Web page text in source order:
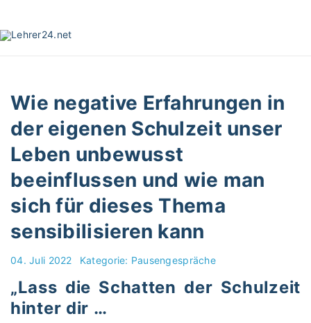
i
Wie negative Erfahrungen in
der eigenen Schulzeit unser
Leben unbewusst
beeinflussen und wie man
sich für dieses Thema
sensibilisieren kann
04. Juli 2022 Kategorie: Pausengespräche
„Lass die Schatten der Schulzeit
hinter dir …